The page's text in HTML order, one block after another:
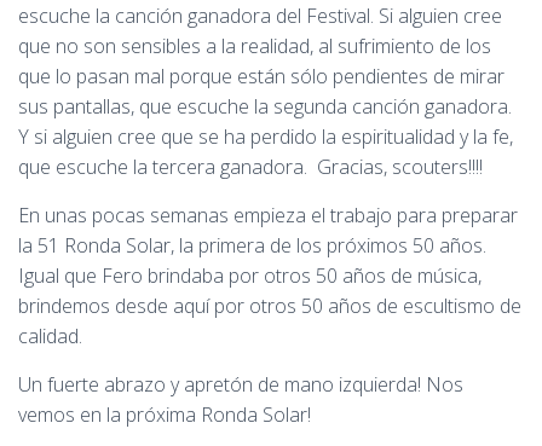
escuche la canción ganadora del Festival. Si alguien cree
que no son sensibles a la realidad, al sufrimiento de los
que lo pasan mal porque están sólo pendientes de mirar
sus pantallas, que escuche la segunda canción ganadora.
Y si alguien cree que se ha perdido la espiritualidad y la fe,
que escuche la tercera ganadora. Gracias, scouters!!!!
En unas pocas semanas empieza el trabajo para preparar
la 51 Ronda Solar, la primera de los próximos 50 años.
Igual que Fero brindaba por otros 50 años de música,
brindemos desde aquí por otros 50 años de escultismo de
calidad.
Un fuerte abrazo y apretón de mano izquierda! Nos
vemos en la próxima Ronda Solar!